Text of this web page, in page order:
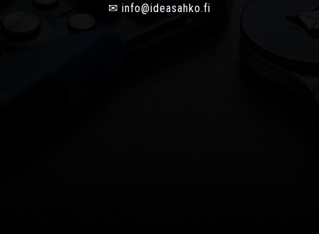
✉ info@ideasahko.fi